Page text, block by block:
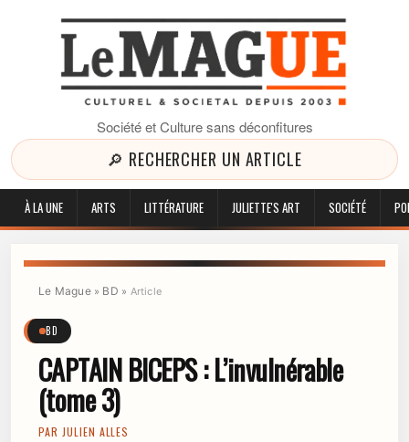
Société et Culture sans déconfitures
🔎 RECHERCHER UN ARTICLE
À LA UNE ARTS LITTÉRATURE JULIETTE'S ART SOCIÉTÉ
Le Mague» BD » Article
BD
CAPTAIN BICEPS : L’invulnérable
(tome 3)
PAR JULIEN ALLES